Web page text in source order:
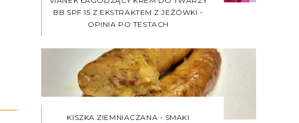
BB SPF 15 Z EKSTRAKTEM Z JEŻÓWKI -
OPINIA PO TESTACH
KISZKA ZIEMNIACZANA - SMAKI